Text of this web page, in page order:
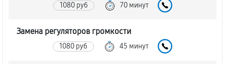
1080 руб 70 минут
Замена регуляторов громкости
1080 руб 45 минут